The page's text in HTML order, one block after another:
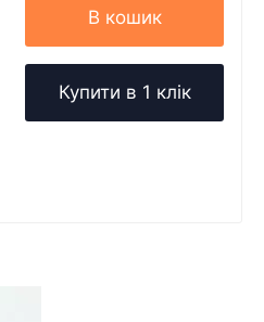
В кошик
Купити в 1 клік